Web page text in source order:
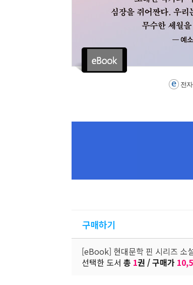
전
구매하기
[eBook] 현대문학 핀 시리즈 소
선택한 도서 총 1권 / 구매가